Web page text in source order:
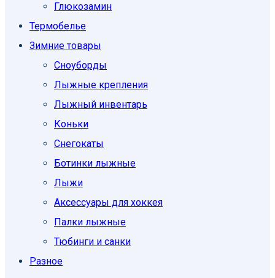
Глюкозамин
Термобелье
Зимние товары
Сноуборды
Лыжные крепления
Лыжный инвентарь
Коньки
Снегокаты
Ботинки лыжные
Лыжи
Аксессуары для хоккея
Палки лыжные
Тюбинги и санки
Разное